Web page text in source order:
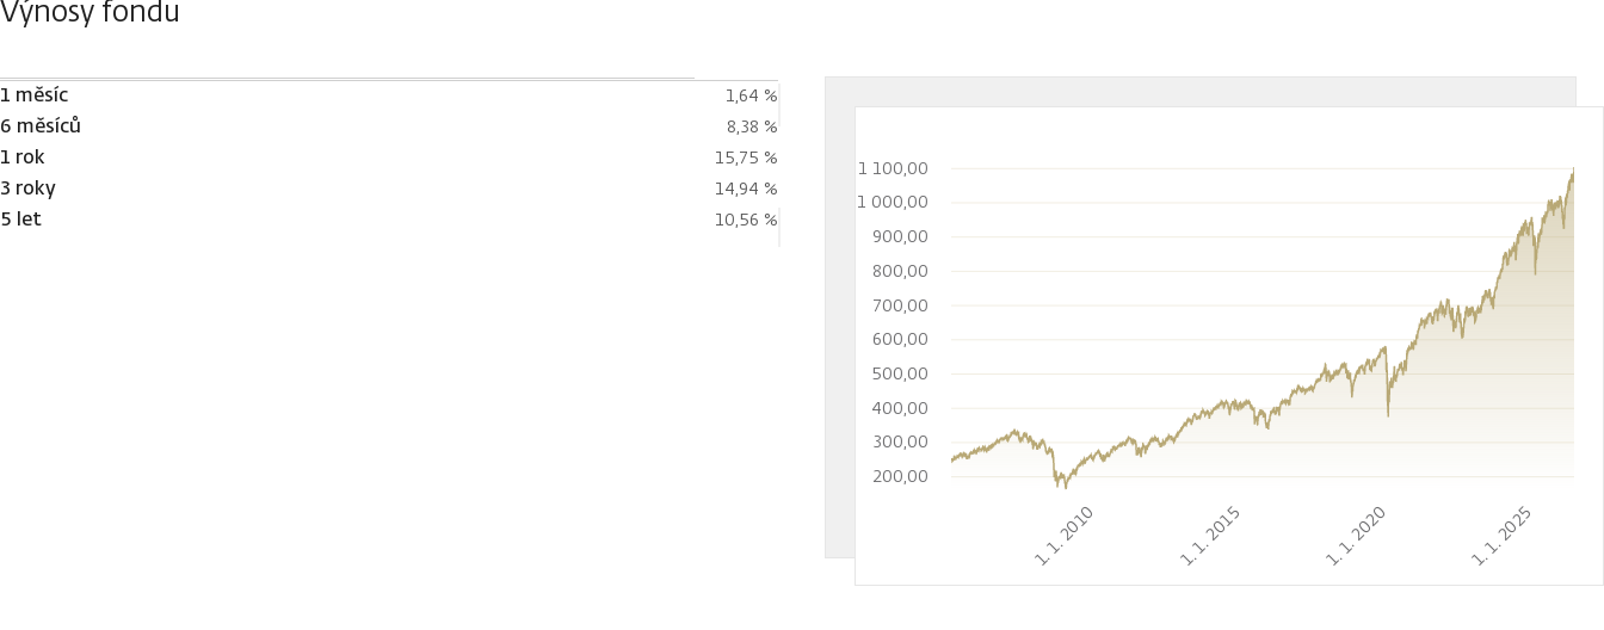
Výnosy fondu
1 měsíc 1,64 %
6 měsíců 8,38 %
1 rok 15,75 %
3 roky 14,94 %
5 let 10,56 %
1. 1. 2010 1. 1. 2015 1. 1. 2020 1. 1. 2025
200,00
300,00
400,00
500,00
600,00
700,00
800,00
900,00
1 000,00
1 100,00